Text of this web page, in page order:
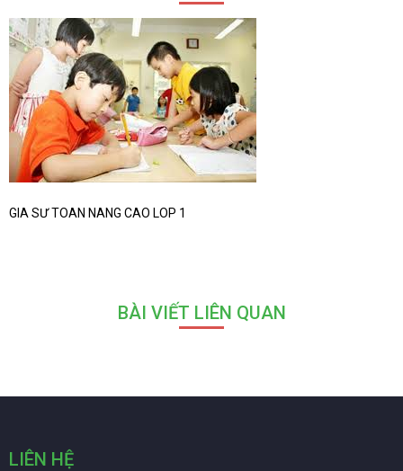
GIA SƯ TOAN NANG CAO LOP 1
BÀI VIẾT LIÊN QUAN
LIÊN HỆ